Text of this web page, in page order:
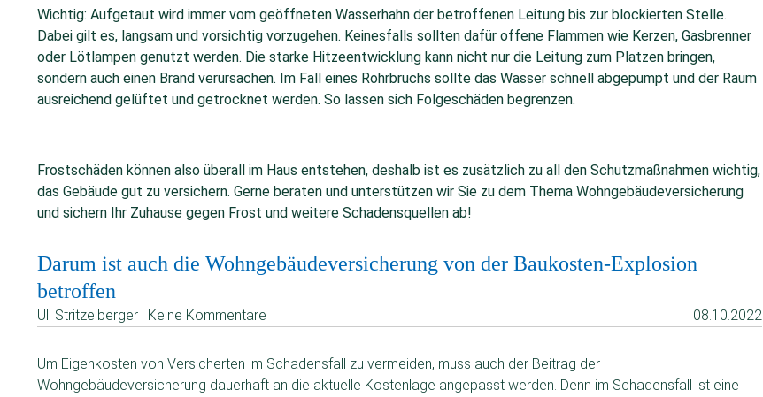
Wichtig: Aufgetaut wird immer vom geöffneten Wasserhahn der betroffenen Leitung bis zur blockierten Stelle.
Dabei gilt es, langsam und vorsichtig vorzugehen. Keinesfalls sollten dafür offene Flammen wie Kerzen, Gasbrenner
oder Lötlampen genutzt werden. Die starke Hitzeentwicklung kann nicht nur die Leitung zum Platzen bringen,
sondern auch einen Brand verursachen. Im Fall eines Rohrbruchs sollte das Wasser schnell abgepumpt und der Raum
ausreichend gelüftet und getrocknet werden. So lassen sich Folgeschäden begrenzen.
Frostschäden können also überall im Haus entstehen, deshalb ist es zusätzlich zu all den Schutzmaßnahmen wichtig,
das Gebäude gut zu versichern. Gerne beraten und unterstützen wir Sie zu dem Thema Wohngebäudeversicherung
und sichern Ihr Zuhause gegen Frost und weitere Schadensquellen ab!
Darum ist auch die Wohngebäudeversicherung von der Baukosten-Explosion
betroffen
Uli Stritzelberger | Keine Kommentare 08.10.2022
Um Eigenkosten von Versicherten im Schadensfall zu vermeiden, muss auch der Beitrag der
Wohngebäudeversicherung dauerhaft an die aktuelle Kostenlage angepasst werden. Denn im Schadensfall ist eine